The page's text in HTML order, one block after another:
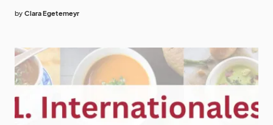
by Clara Egetemeyr